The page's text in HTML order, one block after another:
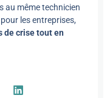
au même technicien
les entreprises,
de crise tout en